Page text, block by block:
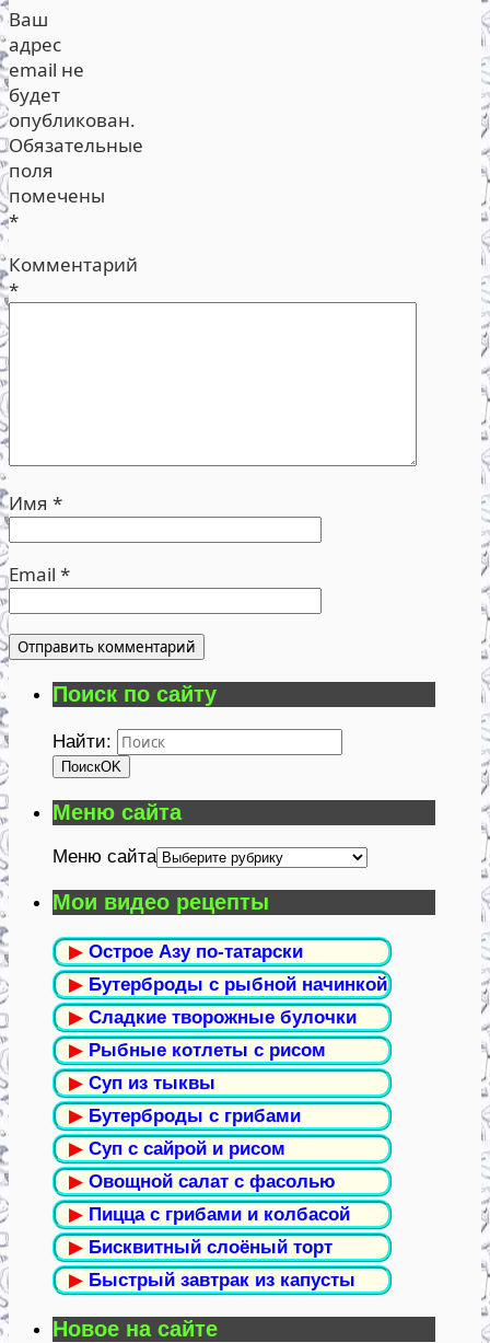
Ваш
адрес
email не
будет
опубликован.
Обязательные
поля
помечены
*
Комментарий
*
Имя *
Email *
Поиск по сайту
Найти:
ПоискOK
Меню сайта
Меню сайта
Мои видео рецепты
▶ Острое Азу по-татарски
▶ Бутерброды с рыбной начинкой
▶ Сладкие творожные булочки
▶ Рыбные котлеты с рисом
▶ Суп из тыквы
▶ Бутерброды с грибами
▶ Суп с сайрой и рисом
▶ Овощной салат с фасолью
▶ Пицца с грибами и колбасой
▶ Бисквитный слоёный торт
▶ Быстрый завтрак из капусты
Новое на сайте